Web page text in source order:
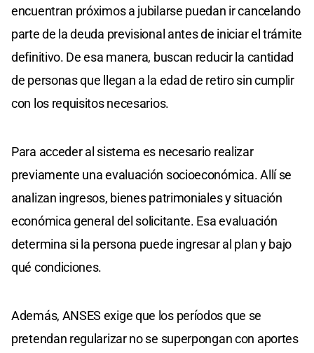
encuentran próximos a jubilarse puedan ir cancelando
parte de la deuda previsional antes de iniciar el trámite
definitivo. De esa manera, buscan reducir la cantidad
de personas que llegan a la edad de retiro sin cumplir
con los requisitos necesarios.
Para acceder al sistema es necesario realizar
previamente una evaluación socioeconómica. Allí se
analizan ingresos, bienes patrimoniales y situación
económica general del solicitante. Esa evaluación
determina si la persona puede ingresar al plan y bajo
qué condiciones.
Además, ANSES exige que los períodos que se
pretendan regularizar no se superpongan con aportes